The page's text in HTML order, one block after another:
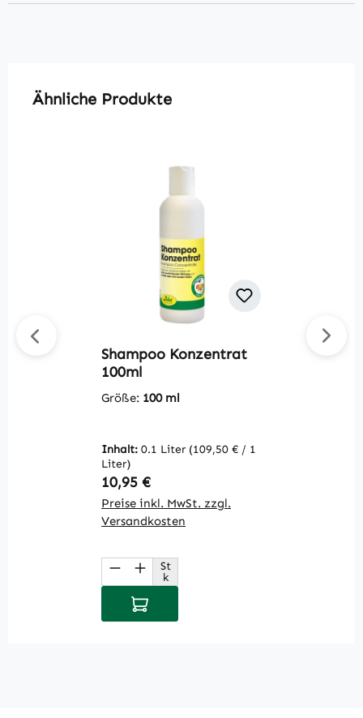
Produktgalerie überspringen
Ähnliche Produkte
Shampoo Konzentrat
100ml
Größe: 100 ml
Inhalt: 0.1 Liter (109,50 € / 1
Liter)
Regulärer Preis:
10,95 €
Preise inkl. MwSt. zzgl.
Versandkosten
Produkt Anzahl: Gib den
St
k
In den Warenkorb